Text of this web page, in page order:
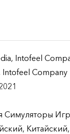
Intofeel
Company
Симуляторы